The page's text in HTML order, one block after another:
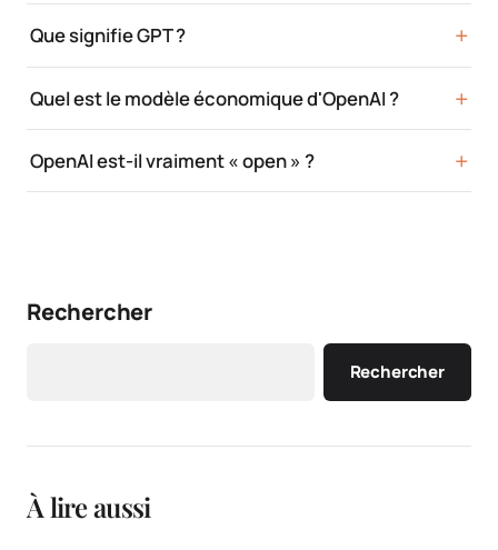
Que signifie GPT ?
Quel est le modèle économique d'OpenAI ?
OpenAI est-il vraiment « open » ?
Rechercher
Rechercher
À lire aussi